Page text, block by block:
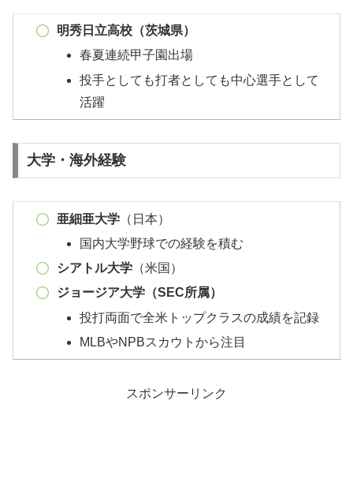
明秀日立高校（茨城県）
春夏連続甲子園出場
投手としても打者としても中心選手として
活躍
大学・海外経験
亜細亜大学（日本）
国内大学野球での経験を積む
シアトル大学（米国）
ジョージア大学（SEC所属）
投打両面で全米トップクラスの成績を記録
MLBやNPBスカウトから注目
スポンサーリンク